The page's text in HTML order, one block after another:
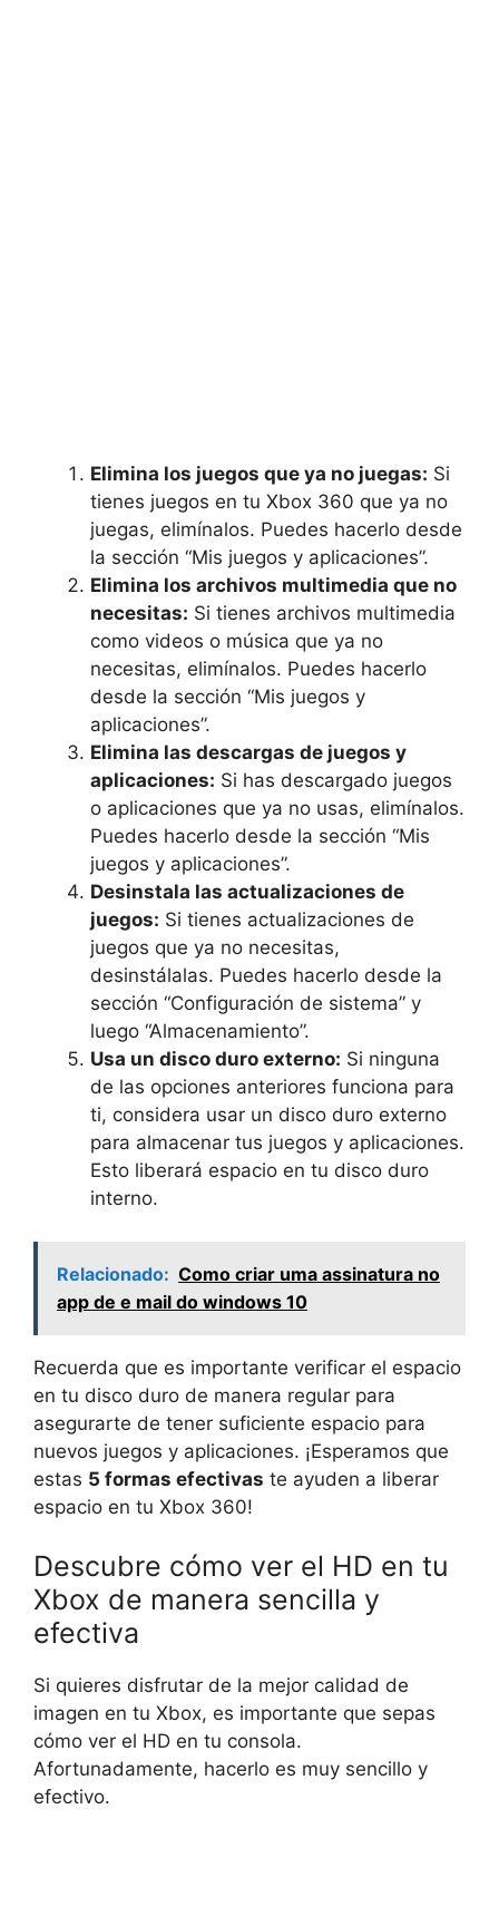
Elimina los juegos que ya no juegas: Si
tienes juegos en tu Xbox 360 que ya no
juegas, elimínalos. Puedes hacerlo desde
la sección “Mis juegos y aplicaciones”.
Elimina los archivos multimedia que no
necesitas: Si tienes archivos multimedia
como videos o música que ya no
necesitas, elimínalos. Puedes hacerlo
desde la sección “Mis juegos y
aplicaciones”.
Elimina las descargas de juegos y
aplicaciones: Si has descargado juegos
o aplicaciones que ya no usas, elimínalos.
Puedes hacerlo desde la sección “Mis
juegos y aplicaciones”.
Desinstala las actualizaciones de
juegos: Si tienes actualizaciones de
juegos que ya no necesitas,
desinstálalas. Puedes hacerlo desde la
sección “Configuración de sistema” y
luego “Almacenamiento”.
Usa un disco duro externo: Si ninguna
de las opciones anteriores funciona para
ti, considera usar un disco duro externo
para almacenar tus juegos y aplicaciones.
Esto liberará espacio en tu disco duro
interno.
Relacionado: Como criar uma assinatura no
app de e mail do windows 10
Recuerda que es importante verificar el espacio
en tu disco duro de manera regular para
asegurarte de tener suficiente espacio para
nuevos juegos y aplicaciones. ¡Esperamos que
estas 5 formas efectivas te ayuden a liberar
espacio en tu Xbox 360!
Descubre cómo ver el HD en tu
Xbox de manera sencilla y
efectiva
Si quieres disfrutar de la mejor calidad de
imagen en tu Xbox, es importante que sepas
cómo ver el HD en tu consola.
Afortunadamente, hacerlo es muy sencillo y
efectivo.